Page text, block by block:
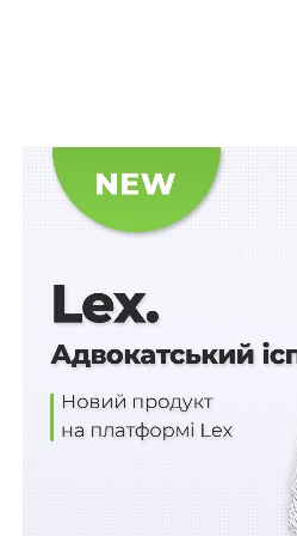
Читайте також:
насильству –
кривдника
Верховний Суд вказав, що
України свідчить, що під час
місця проживання
ставлення батьків до
обов’язків, особисту
з них, вік дитини, стан її
що мають істотне значення.
Закону
запобігання та протидію